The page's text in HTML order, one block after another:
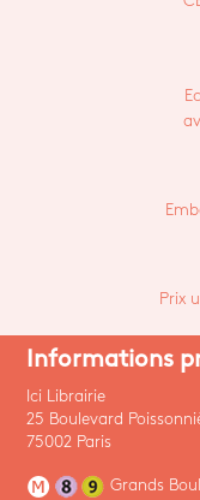
Prix
Informations
Ici Librairie
25 Boulevard
75002 Paris
Grands